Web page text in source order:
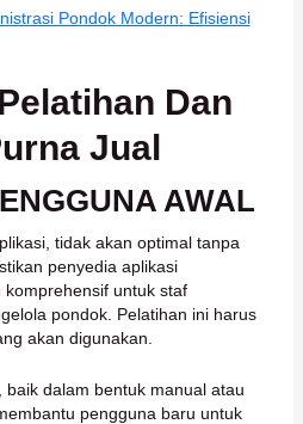
Pondok Modern: Efisiensi
Dan
Jual
AWAL
tidak akan optimal tanpa
penyedia aplikasi
untuk staf
pondok. Pelatihan ini harus
akan digunakan.
dalam bentuk manual atau
pengguna baru untuk